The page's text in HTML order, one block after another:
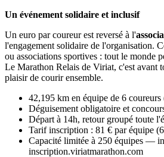
Un événement solidaire et inclusif
Un euro par coureur est reversé à l'
l'engagement solidaire de l'organisation.
ou associations sportives : tout le monde
Le Marathon Relais de Viriat, c'est avant
plaisir de courir ensemble.
42,195 km en équipe de 6
Déguisement obligatoire et
Départ à 14h, retour groupé toute
Tarif inscription : 81 € par équipe
Capacité limitée à 250 équipes —
inscription.viriatmarathon.com